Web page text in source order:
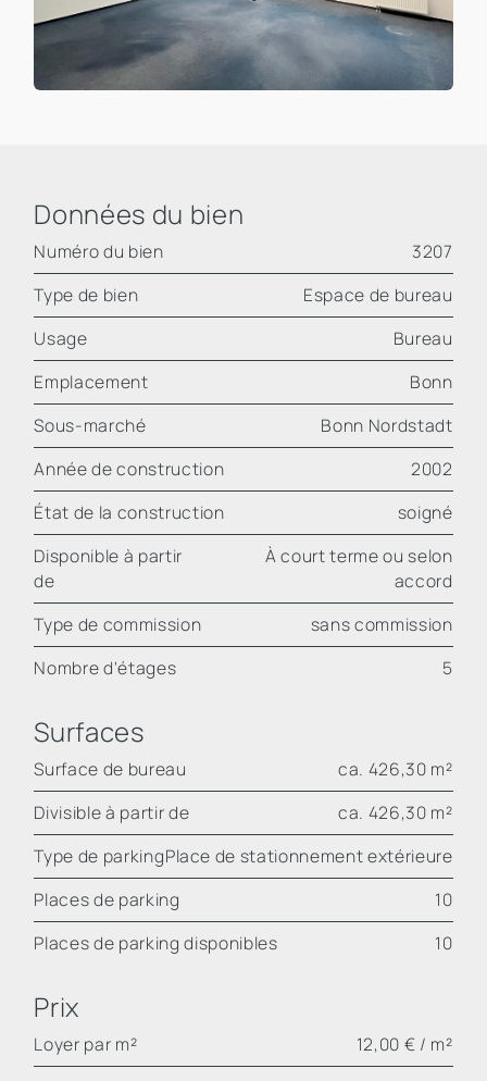
Données du bien
Numéro du bien
3207
Type de bien
Espace de bureau
Usage
Bureau
Emplacement
Bonn
Sous-marché
Bonn Nordstadt
Année de construction
2002
État de la construction
soigné
Disponible à partir
de
À court terme ou selon
accord
Type de commission
sans commission
Nombre d'étages
5
Surfaces
Surface de bureau
ca. 426,30 m²
Divisible à partir de
ca. 426,30 m²
Type de parkingPlace de stationnement extérieure
Places de parking
10
Places de parking disponibles
10
Prix
Loyer par m²
12,00 € / m²